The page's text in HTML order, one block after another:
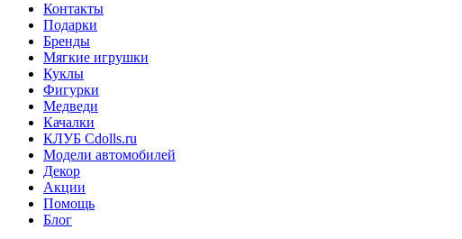
Контакты
Подарки
Бренды
Мягкие игрушки
Куклы
Фигурки
Медведи
Качалки
КЛУБ Cdolls.ru
Модели автомобилей
Декор
Акции
Помощь
Блог